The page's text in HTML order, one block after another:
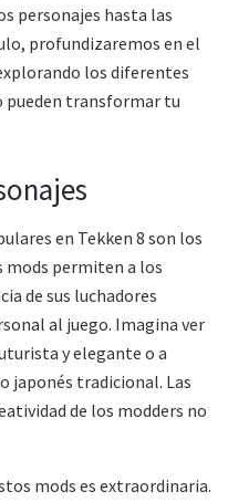
personajes hasta las
profundizaremos en el
los diferentes
pueden transformar tu
en Tekken 8 son los
mods permiten a los
de sus luchadores
al juego. Imagina ver
y elegante o a
japonés tradicional. Las
de los modders no
mods es extraordinaria.